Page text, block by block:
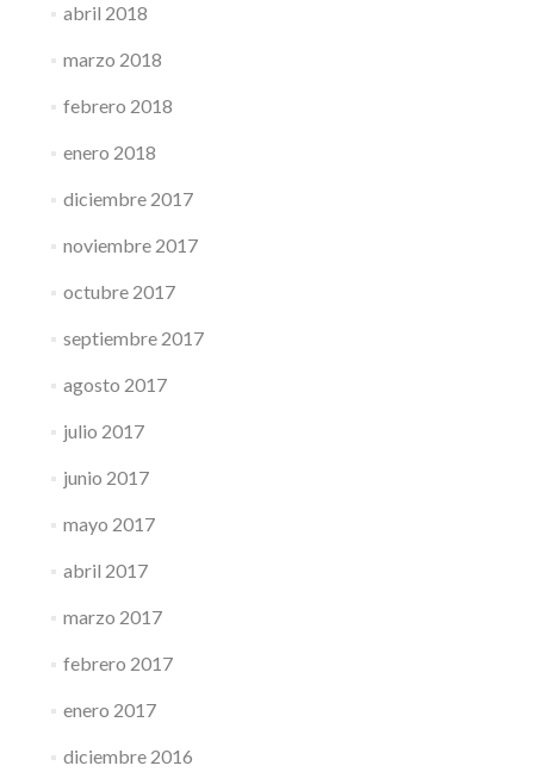
abril 2018
marzo 2018
febrero 2018
enero 2018
diciembre 2017
noviembre 2017
octubre 2017
septiembre 2017
agosto 2017
julio 2017
junio 2017
mayo 2017
abril 2017
marzo 2017
febrero 2017
enero 2017
diciembre 2016